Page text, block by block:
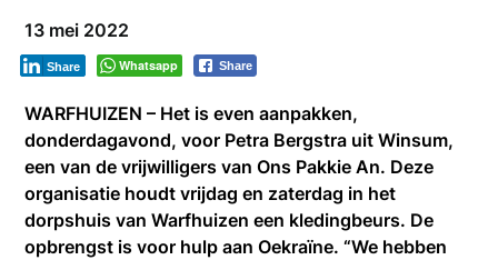
13 mei 2022
Whatsapp Share
Share
WARFHUIZEN – Het is even aanpakken,
donderdagavond, voor Petra Bergstra uit Winsum,
een van de vrijwilligers van Ons Pakkie An. Deze
organisatie houdt vrijdag en zaterdag in het
dorpshuis van Warfhuizen een kledingbeurs. De
opbrengst is voor hulp aan Oekraïne. “We hebben